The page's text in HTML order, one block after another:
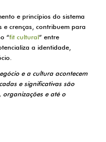
e princípios do sistema
e crenças, contribuem para
“fit cultural” entre
a identidade,
e a cultura acontecem
e significativas são
organizações e até o